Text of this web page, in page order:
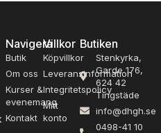
Navigera
Butik
Om oss
Kurser &
evenemang
Kontakt
Villkor
Köpvillkor
Leveransinformation
Integritetspolicy
Mitt
konto
Butiken
Stenkyrka,
Garde 176,
624 42
Tingstäde
info@dhgh.se
0498-41 10